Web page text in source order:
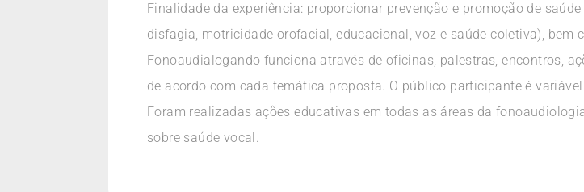
Finalidade da experiência: proporcionar prevenção e promoção de
disfagia, motricidade orofacial, educacional, voz e saúde coletiva),
Fonoaudialogando funciona através de oficinas, palestras, encontros,
de acordo com cada temática proposta. O público participante é
Foram realizadas ações educativas em todas as áreas da
sobre saúde vocal.